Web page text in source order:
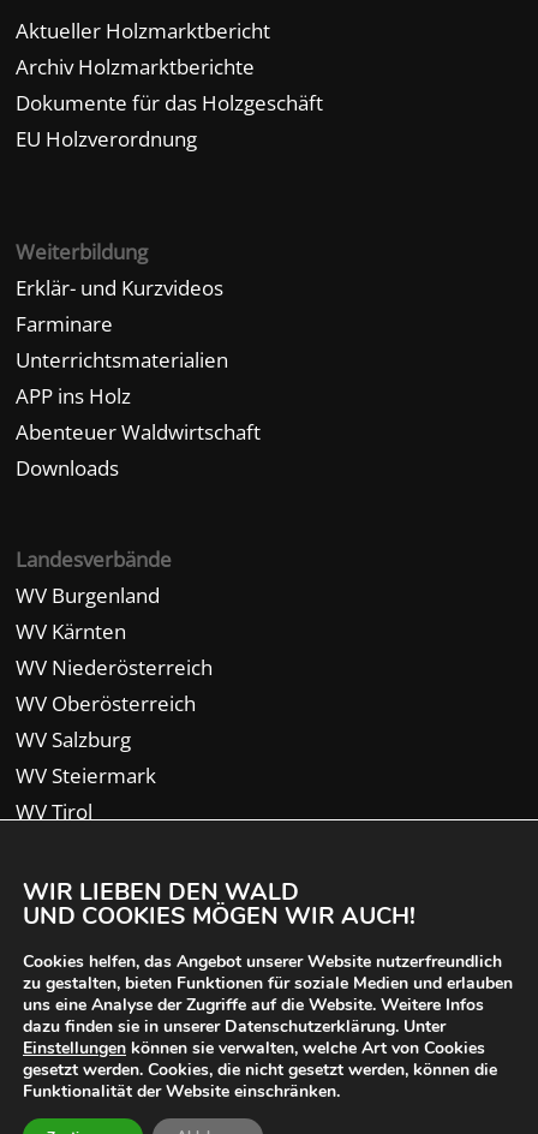
Aktueller Holzmarktbericht
Archiv Holzmarktberichte
Dokumente für das Holzgeschäft
EU Holzverordnung
Weiterbildung
Erklär- und Kurzvideos
Farminare
Unterrichtsmaterialien
APP ins Holz
Abenteuer Waldwirtschaft
Downloads
Landesverbände
WV Burgenland
WV Kärnten
WV Niederösterreich
WV Oberösterreich
WV Salzburg
WV Steiermark
WV Tirol
WIR LIEBEN DEN WALD
UND COOKIES MÖGEN WIR AUCH!
Cookies helfen, das Angebot unserer Website nutzerfreundlich
zu gestalten, bieten Funktionen für soziale Medien und erlauben
uns eine Analyse der Zugriffe auf die Website. Weitere Infos
dazu finden sie in unserer Datenschutzerklärung. Unter
Einstellungen können sie verwalten, welche Art von Cookies
gesetzt werden. Cookies, die nicht gesetzt werden, können die
Funktionalität der Website einschränken.